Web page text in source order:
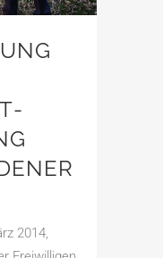
2014,